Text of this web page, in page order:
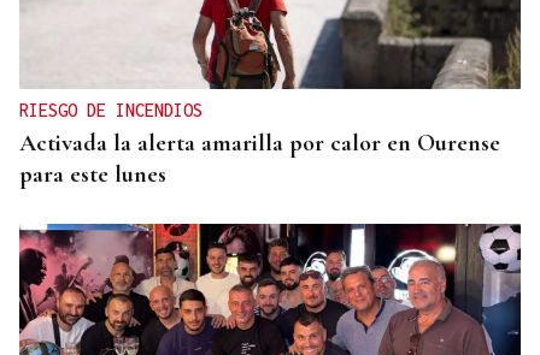
RIESGO DE INCENDIOS
Activada la alerta amarilla por calor en Ourense
para este lunes